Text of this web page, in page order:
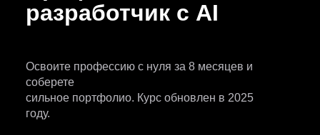
разработчик с AI
Освоите профессию с нуля за 8 месяцев и
соберете
сильное портфолио. Курс обновлен в 2025
году.